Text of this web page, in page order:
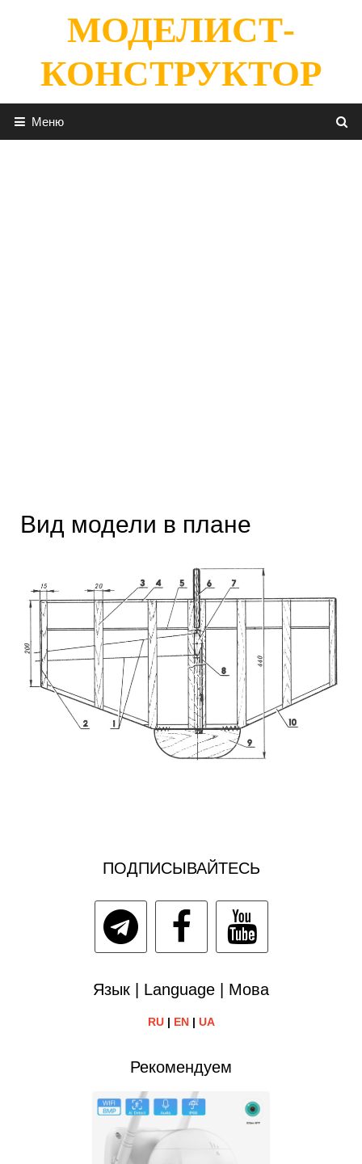
содержимомуМОДЕЛИСТ-
КОНСТРУКТОР
Меню
Вид модели в плане
ПОДПИСЫВАЙТЕСЬ
Язык | Language | Мова
RU| EN| UA
Рекомендуем